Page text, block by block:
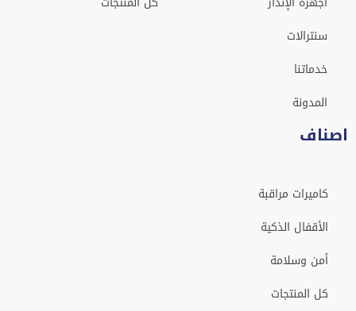
سنترالات
خدماتنا
المدونة
اصناف
كاميرات مراقبة
الأقفال الذكية
أمن وسلامة
كل المنتجات